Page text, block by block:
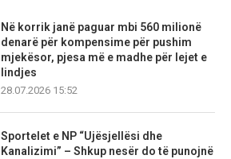
Në korrik janë paguar mbi 560 milionë
denarë për kompensime për pushim
mjekësor, pjesa më e madhe për lejet e
lindjes
28.07.2026 15:52
Sportelet e NP “Ujësjellësi dhe
Kanalizimi” – Shkup nesër do të punojnë